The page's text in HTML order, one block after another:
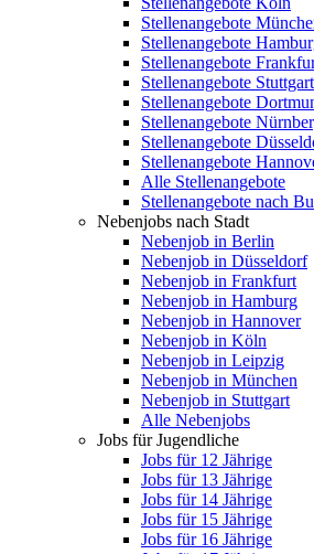
Stellenangebote
Stellenangebote
Stellenangebote
Stellenangebote Stuttgart
Stellenangebote
Stellenangebote
Stellenangebote
Stellenangebote
Alle Stellenangebote
Stellenangebote nach
Nebenjobs nach Stadt
Nebenjob in Berlin
Nebenjob in Düsseldorf
Nebenjob in Frankfurt
Nebenjob in Hamburg
Nebenjob in Hannover
Nebenjob in Köln
Nebenjob in Leipzig
Nebenjob in München
Nebenjob in Stuttgart
Alle Nebenjobs
Jobs für Jugendliche
Jobs für 12 Jährige
Jobs für 13 Jährige
Jobs für 14 Jährige
Jobs für 15 Jährige
Jobs für 16 Jährige